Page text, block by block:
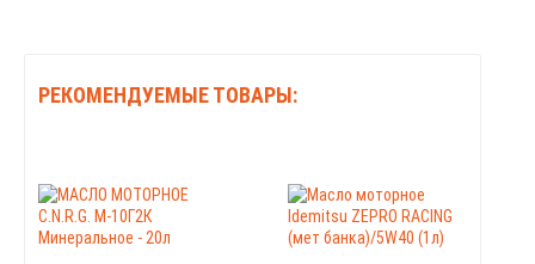
РЕКОМЕНДУЕМЫЕ ТОВАРЫ: